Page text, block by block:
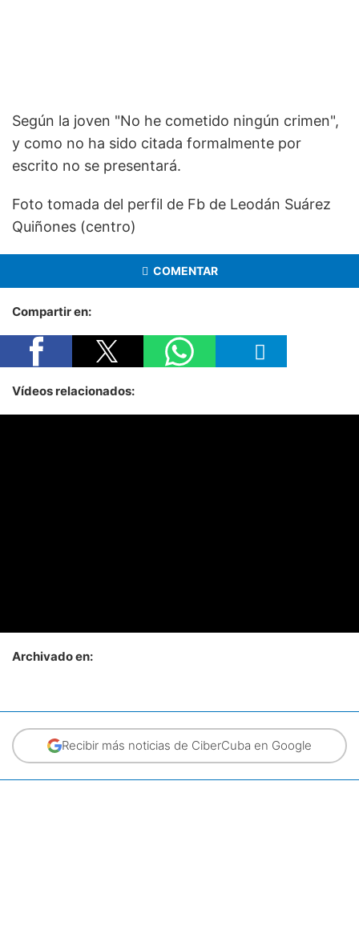
Según la joven "No he cometido ningún crimen",
y como no ha sido citada formalmente por
escrito no se presentará.
Foto tomada del perfil de Fb de Leodán Suárez
Quiñones (centro)
COMENTAR
Compartir en:
Vídeos relacionados:
Archivado en:
Recibir más noticias de CiberCuba en Google